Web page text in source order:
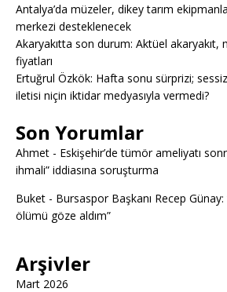
Antalya’da müzeler, dikey tarım
merkezi desteklenecek
Akaryakıtta son durum: Aktüel akaryakıt,
fiyatları
Ertuğrul Özkök: Hafta sonu sürprizi;
iletisi niçin iktidar medyasıyla vermedi?
Son Yorumlar
Ahmet - Eskişehir’de tümör ameliyatı
ihmali” iddiasına soruşturma
Buket - Bursaspor Başkanı Recep
ölümü göze aldım”
Arşivler
Mart 2026